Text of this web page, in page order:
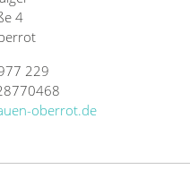
4
229
oberrot.de